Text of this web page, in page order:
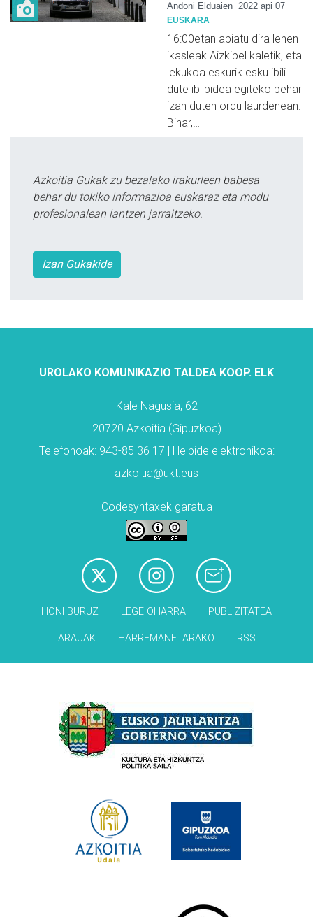
Andoni Elduaien 2022 api 07
EUSKARA
16:00etan abiatu dira lehen
ikasleak Aizkibel kaletik, eta
lekukoa eskurik esku ibili
dute ibilbidea egiteko behar
izan duten ordu laurdenean.
Bihar,…
Azkoitia Gukak zu bezalako irakurleen babesa
behar du tokiko informazioa euskaraz eta modu
profesionalean lantzen jarraitzeko.
Izan Gukakide
UROLAKO KOMUNIKAZIO TALDEA KOOP. ELK
Kale Nagusia, 62
20720 Azkoitia (Gipuzkoa)
Telefonoak: 943-85 36 17 | Helbide elektronikoa:
azkoitia@ukt.eus
Codesyntaxek garatua
HONI BURUZ LEGE OHARRA PUBLIZITATEA
ARAUAK HARREMANETARAKO RSS